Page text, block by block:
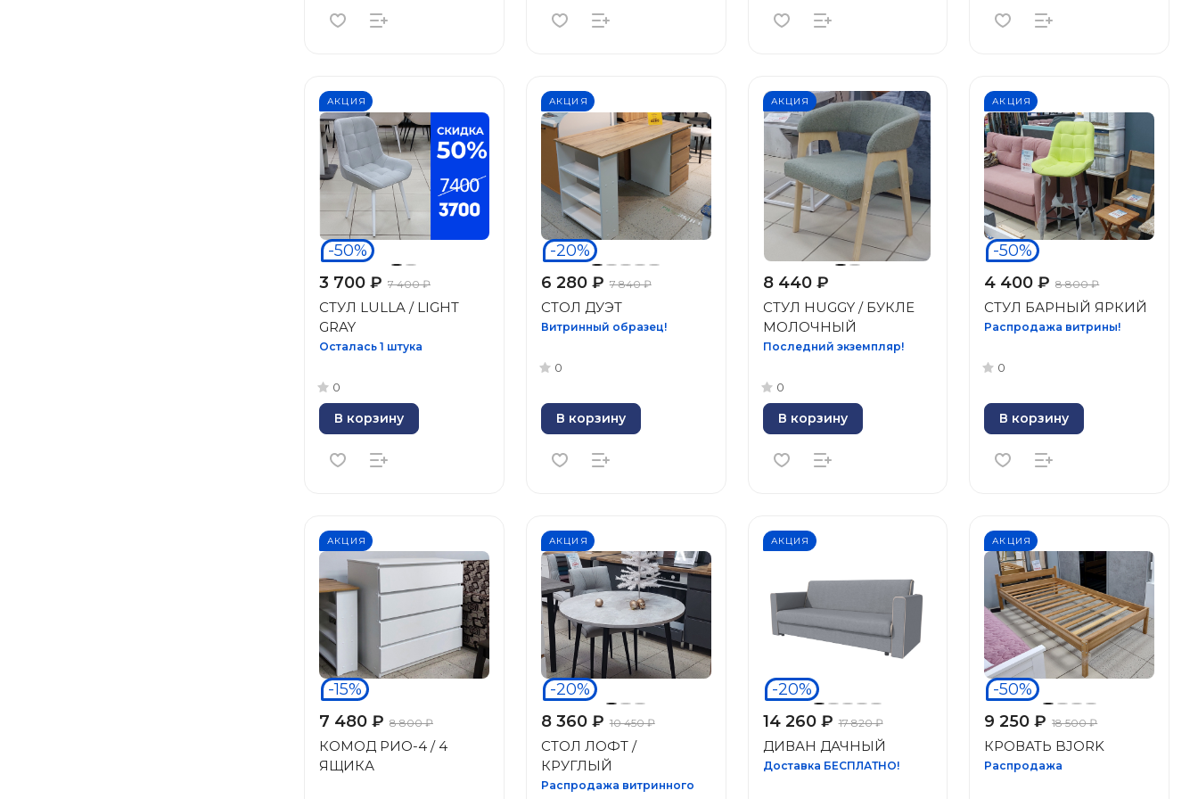
АКЦИЯ
-50%
3 700 ₽ 7 400 ₽
СТУЛ LULLA / LIGHT
GRAY
Осталась 1 штука
0
В корзину
АКЦИЯ
-20%
6 280 ₽ 7 840 ₽
СТОЛ ДУЭТ
Витринный образец!
0
В корзину
АКЦИЯ
8 440 ₽
СТУЛ HUGGY / БУКЛЕ
МОЛОЧНЫЙ
Последний экземпляр!
0
В корзину
АКЦИЯ
-50%
4 400 ₽ 8 800 ₽
СТУЛ БАРНЫЙ ЯРКИЙ
Распродажа витрины!
0
В корзину
АКЦИЯ
-15%
7 480 ₽ 8 800 ₽
КОМОД РИО-4 / 4
ЯЩИКА
АКЦИЯ
-20%
8 360 ₽ 10 450 ₽
СТОЛ ЛОФТ /
КРУГЛЫЙ
Распродажа витринного
АКЦИЯ
-20%
14 260 ₽ 17 820 ₽
ДИВАН ДАЧНЫЙ
Доставка БЕСПЛАТНО!
АКЦИЯ
-50%
9 250 ₽ 18 500 ₽
КРОВАТЬ BJORK
Распродажа